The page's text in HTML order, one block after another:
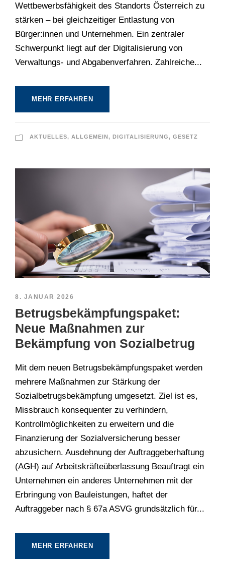
Wettbewerbsfähigkeit des Standorts Österreich zu
stärken – bei gleichzeitiger Entlastung von
Bürger:innen und Unternehmen. Ein zentraler
Schwerpunkt liegt auf der Digitalisierung von
Verwaltungs- und Abgabenverfahren. Zahlreiche...
MEHR ERFAHREN
AKTUELLES, ALLGEMEIN, DIGITALISIERUNG, GESETZ
8. JANUAR 2026
Betrugsbekämpfungspaket:
Neue Maßnahmen zur
Bekämpfung von Sozialbetrug
Mit dem neuen Betrugsbekämpfungspaket werden
mehrere Maßnahmen zur Stärkung der
Sozialbetrugsbekämpfung umgesetzt. Ziel ist es,
Missbrauch konsequenter zu verhindern,
Kontrollmöglichkeiten zu erweitern und die
Finanzierung der Sozialversicherung besser
abzusichern. Ausdehnung der Auftraggeberhaftung
(AGH) auf Arbeitskräfteüberlassung Beauftragt ein
Unternehmen ein anderes Unternehmen mit der
Erbringung von Bauleistungen, haftet der
Auftraggeber nach § 67a ASVG grundsätzlich für...
MEHR ERFAHREN